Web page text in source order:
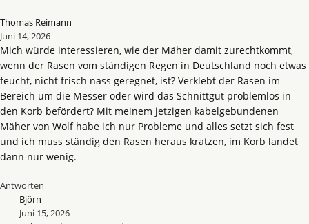
Thomas Reimann
Juni 14, 2026
Mich würde interessieren, wie der Mäher damit zurechtkommt,
wenn der Rasen vom ständigen Regen in Deutschland noch etwas
feucht, nicht frisch nass geregnet, ist? Verklebt der Rasen im
Bereich um die Messer oder wird das Schnittgut problemlos in
den Korb befördert? Mit meinem jetzigen kabelgebundenen
Mäher von Wolf habe ich nur Probleme und alles setzt sich fest
und ich muss ständig den Rasen heraus kratzen, im Korb landet
dann nur wenig.
Antworten
Björn
Juni 15, 2026